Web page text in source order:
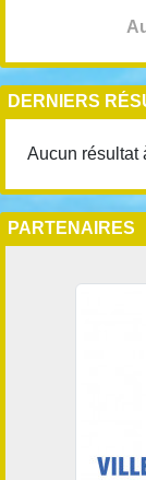
DERNIERS
Aucun résultat
PARTENAIRES